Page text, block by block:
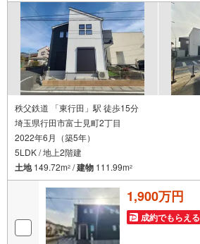
秩父鉄道 「東行田」駅 徒歩15分
埼玉県行田市富士見町2丁目
2022年6月（築5年）
5LDK / 地上2階建
土地149.72m2 /建物 111.99m2
1,900万円
成約でもらえる